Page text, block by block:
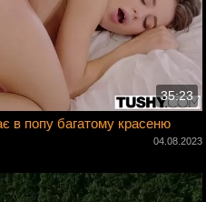
35:23
в попу багатому красеню
04.08.2023